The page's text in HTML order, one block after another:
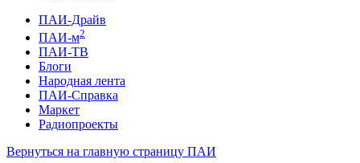
ПАИ-Драйв
ПАИ-м2
ПАИ-ТВ
Блоги
Народная лента
ПАИ-Справка
Маркет
Радиопроекты
Вернуться на главную страницу ПАИ